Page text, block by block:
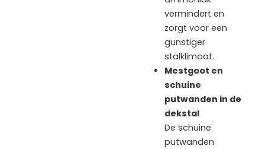
vermindert en
zorgt voor een
gunstiger
stalklimaat.
Mestgoot en
schuine
putwanden in de
dekstal
De schuine
putwanden